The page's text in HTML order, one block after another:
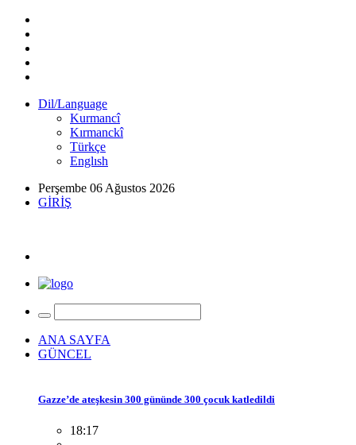
Dil/Language
Kurmancî
Kırmanckî
Türkçe
Englısh
Perşembe 06 Ağustos 2026
GİRİŞ
ANA SAYFA
GÜNCEL
Gazze’de ateşkesin 300 gününde 300 çocuk katledildi
18:17